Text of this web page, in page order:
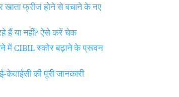
फ्रीज होने से बचाने के नए
हैं या नहीं? ऐसे करें चेक
में CIBIL स्कोर बढ़ाने के प्रूवन
की पूरी जानकारी